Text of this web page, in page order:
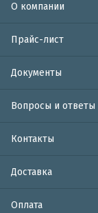
О компании
Прайс-лист
Документы
Вопросы и ответы
Контакты
Доставка
Оплата